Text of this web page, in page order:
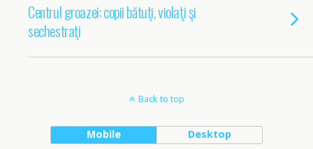
Centrul groazei: copii bătuţi, violaţi şi
sechestraţi
Back to top
Mobile Desktop